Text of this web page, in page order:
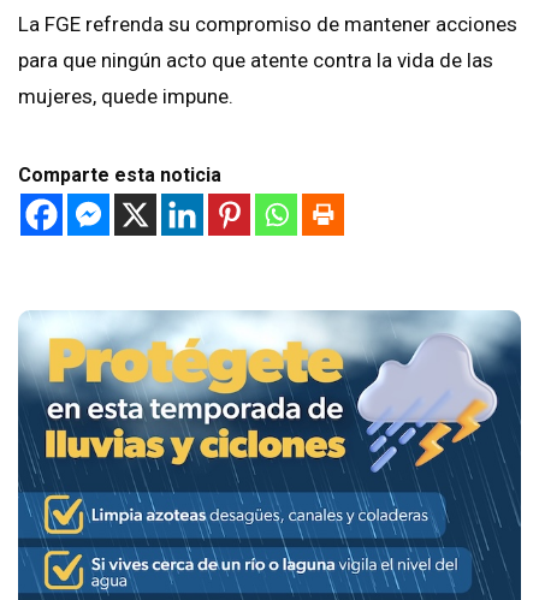
La FGE refrenda su compromiso de mantener acciones
para que ningún acto que atente contra la vida de las
mujeres, quede impune.
Comparte esta noticia